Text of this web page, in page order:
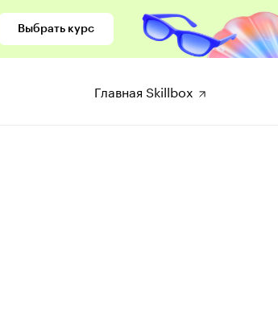
Выбрать курс
Главная Skillbox